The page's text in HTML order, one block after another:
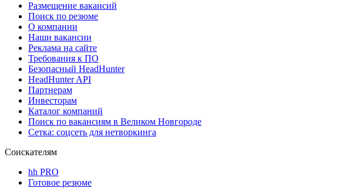
Размещение вакансий
Поиск по резюме
О компании
Наши вакансии
Реклама на сайте
Требования к ПО
Безопасный HeadHunter
HeadHunter API
Партнерам
Инвесторам
Каталог компаний
Поиск по вакансиям в Великом Новгороде
Сетка: соцсеть для нетворкинга
Соискателям
hh PRO
Готовое резюме